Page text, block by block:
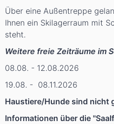
Über eine Außentreppe
Ihnen ein Skilagerraum mit
steht.
Weitere freie Zeiträume im
08.08. - 12.08.2026
19.08. - 08.11.2026
Haustiere/Hunde sind nicht
Informationen über die